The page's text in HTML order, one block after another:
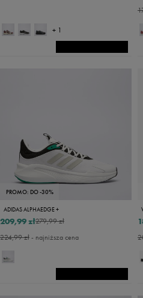
+ 1
PROMO: DO -30%
ADIDAS ALPHAEDGE +
279,99 zł
209,99 zł
224,99 zł- najniższa cena